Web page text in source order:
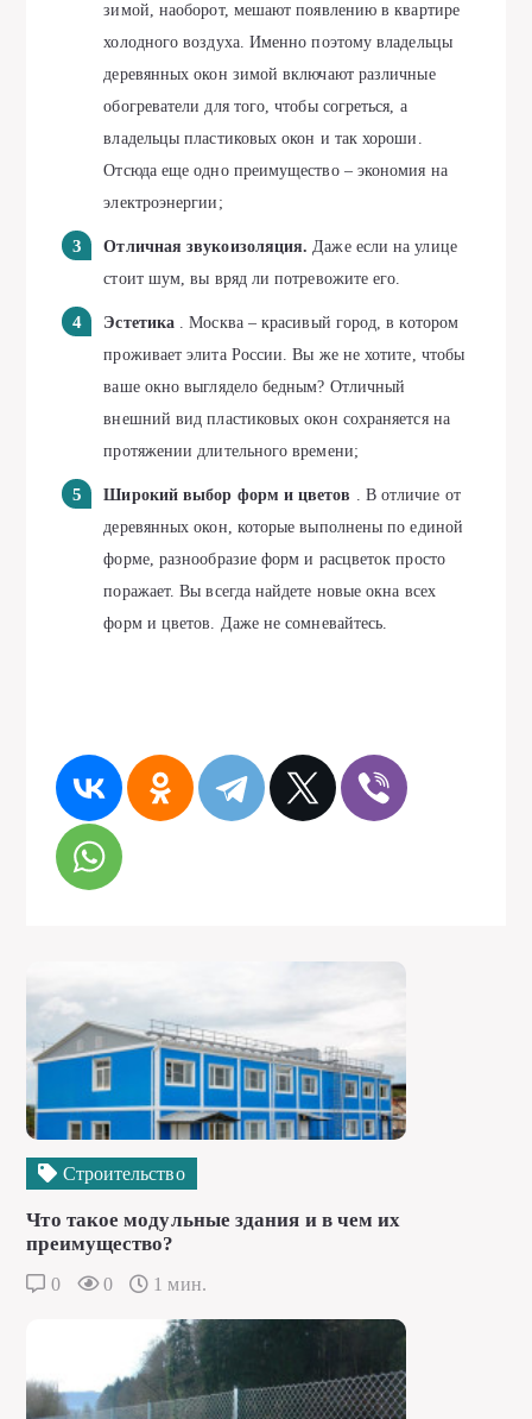
зимой, наоборот, мешают появлению в квартире
холодного воздуха. Именно поэтому владельцы
деревянных окон зимой включают различные
обогреватели для того, чтобы согреться, а
владельцы пластиковых окон и так хороши.
Отсюда еще одно преимущество – экономия на
электроэнергии;
Отличная звукоизоляция.Даже если на улице
стоит шум, вы вряд ли потревожите его.
Эстетика . Москва – красивый город, в котором
проживает элита России. Вы же не хотите, чтобы
ваше окно выглядело бедным? Отличный
внешний вид пластиковых окон сохраняется на
протяжении длительного времени;
Широкий выбор форм и цветов . В отличие от
деревянных окон, которые выполнены по единой
форме, разнообразие форм и расцветок просто
поражает. Вы всегда найдете новые окна всех
форм и цветов. Даже не сомневайтесь.
Строительство
Что такое модульные здания и в чем их
преимущество?
0 0 1 мин.